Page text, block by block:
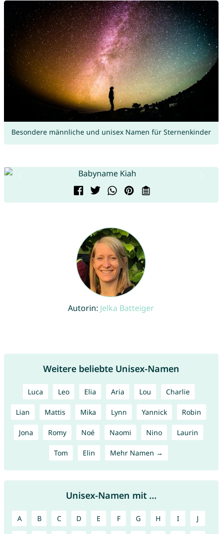
Besondere männliche und unisex Namen für Sternenkinder
Autorin: Jelka Batteiger
Weitere beliebte Unisex-Namen
Luca Leo Elia Aria Lou Charlie
Lian Mattis Mika Lynn Yannick Robin
Jona Romy Noé Naomi Nino Laurin
Tom Elin Mehr Namen →
Unisex-Namen mit ...
A B C D E F G H I J